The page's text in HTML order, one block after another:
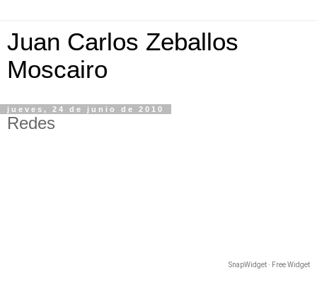
Juan Carlos Zeballos
Moscairo
jueves, 24 de junio de 2010
Redes
SnapWidget · Free Widget